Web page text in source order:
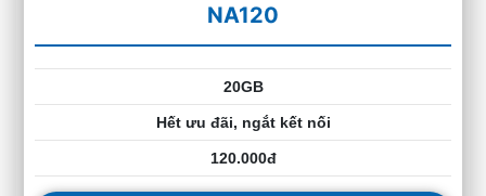
NA120
20GB
Hết ưu đãi, ngắt kết nối
120.000đ